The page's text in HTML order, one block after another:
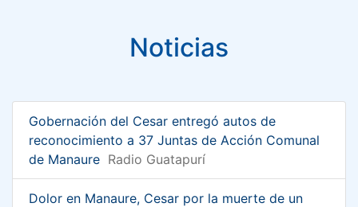
Noticias
Gobernación del Cesar entregó autos de
reconocimiento a 37 Juntas de Acción Comunal
de Manaure Radio Guatapurí
Dolor en Manaure, Cesar por la muerte de un